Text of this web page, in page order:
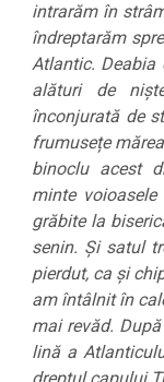
intrarăm în
îndreptarăm
Atlantic. Deabia
alături de
înconjurată de
frumusețe
binoclu acest
minte
grăbite la
senin. Și satul
pierdut, ca și
am întâlnit în
mai revăd.
lină a